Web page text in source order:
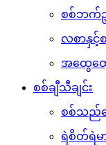
စစ်ဘက်
လစာနှင့်
အထွေ
စစ်ချီသီချင်း
စစ်သည်ရ
ရဲစိတ်ရဲမာ